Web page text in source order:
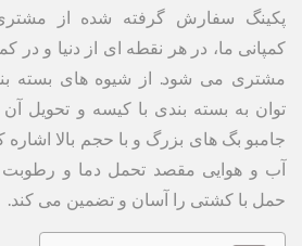
پکینگ سفارش گرفته شده از
کمپانی ما، در هر نقطه ای از دنیا و در
توان به بسته بندی با کیسه و تحویل
جامبو بگ های بزرگ و با حجم بالا
آب و هوایی مقصد تحمل دما و رطوبت
حمل با کشتی را آسان و تضمین می کند.